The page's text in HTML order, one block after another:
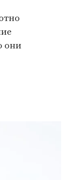
они